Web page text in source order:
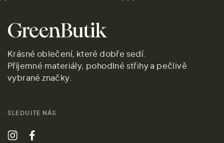
Krásné oblečení, které dobře sedí.
Příjemné materiály, pohodlné střihy a pečlivě
vybrané značky.
SLEDUJTE NÁS